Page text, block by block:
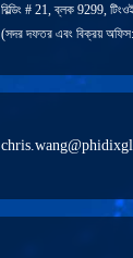
বিল্ডিং # 21, ব্লক 9299,
(সদর দফতর এবং বিক্রয় অফিস: